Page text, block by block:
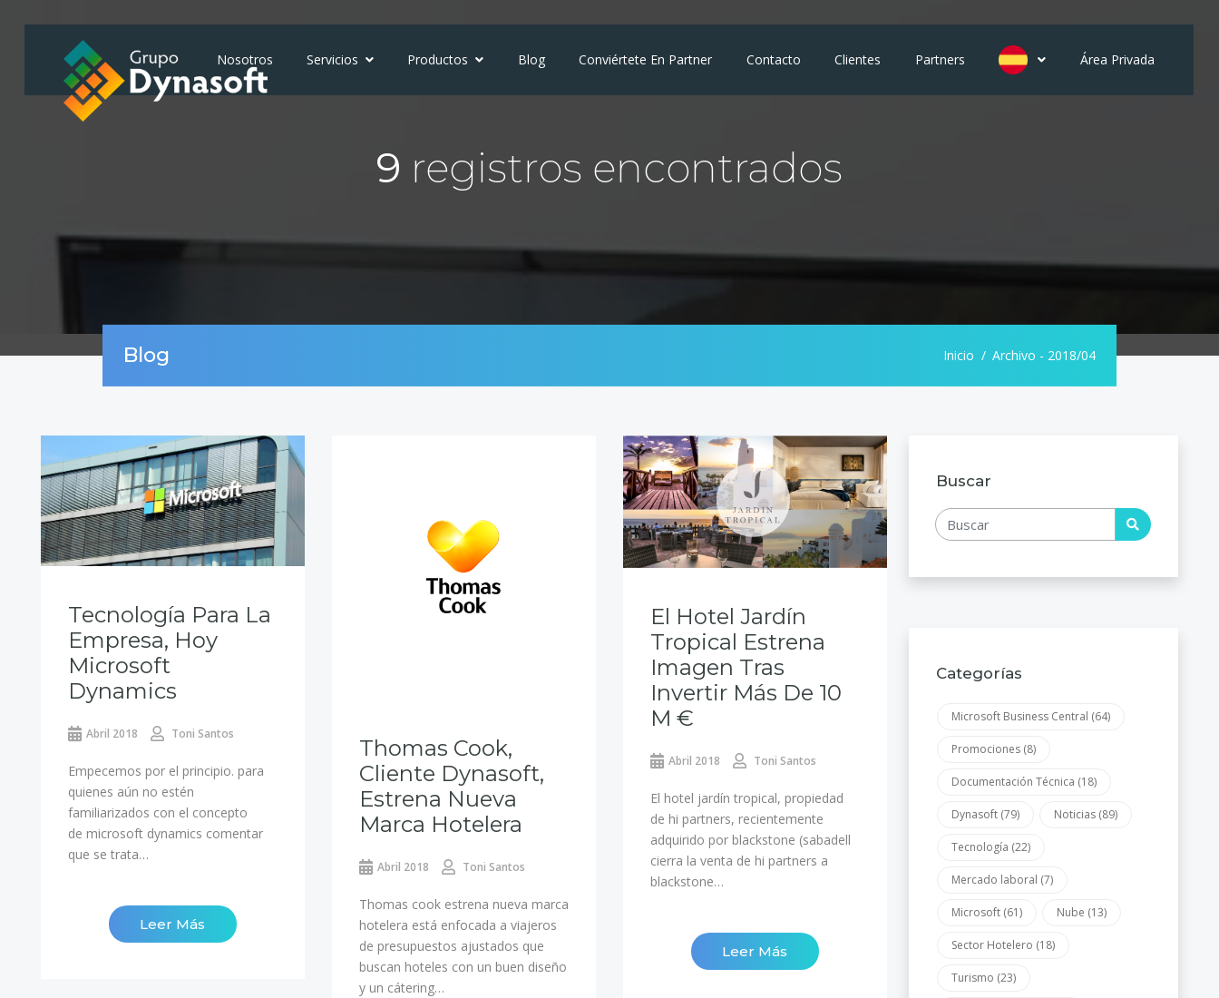
Nosotros Servicios Productos Blog Conviértete En Partner Contacto Clientes Partners Área Privada
9 registros encontrados
Blog Inicio Archivo - 2018/04
Tecnología Para La
Empresa, Hoy
Microsoft
Dynamics
Abril 2018 Toni Santos
Empecemos por el principio. para
quienes aún no estén
familiarizados con el concepto
de microsoft dynamics comentar
que se trata…
Leer Más
Thomas Cook,
Cliente Dynasoft,
Estrena Nueva
Marca Hotelera
Abril 2018 Toni Santos
Thomas cook estrena nueva marca
hotelera está enfocada a viajeros
de presupuestos ajustados que
buscan hoteles con un buen diseño
y un cátering…
El Hotel Jardín
Tropical Estrena
Imagen Tras
Invertir Más De 10
M €
Abril 2018 Toni Santos
El hotel jardín tropical, propiedad
de hi partners, recientemente
adquirido por blackstone (sabadell
cierra la venta de hi partners a
blackstone…
Leer Más
Buscar
Categorías
Microsoft Business Central (64)
Promociones (8)
Documentación Técnica (18)
Dynasoft (79) Noticias (89)
Tecnología (22)
Mercado laboral (7)
Microsoft (61) Nube (13)
Sector Hotelero (18)
Turismo (23)